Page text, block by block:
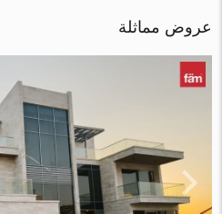
عروض مماثلة